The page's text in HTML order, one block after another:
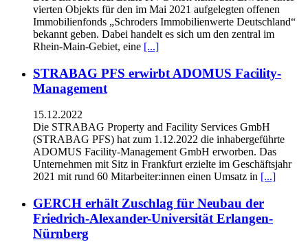
vierten Objekts für den im Mai 2021 aufgelegten offenen
Immobilienfonds „Schroders Immobilienwerte Deutschland“
bekannt geben. Dabei handelt es sich um den zentral im
Rhein-Main-Gebiet, eine [...]
STRABAG PFS erwirbt ADOMUS Facility-
Management
15.12.2022
Die STRABAG Property and Facility Services GmbH
(STRABAG PFS) hat zum 1.12.2022 die inhabergeführte
ADOMUS Facility-Management GmbH erworben. Das
Unternehmen mit Sitz in Frankfurt erzielte im Geschäftsjahr
2021 mit rund 60 Mitarbeiter:innen einen Umsatz in [...]
GERCH erhält Zuschlag für Neubau der
Friedrich-Alexander-Universität Erlangen-
Nürnberg